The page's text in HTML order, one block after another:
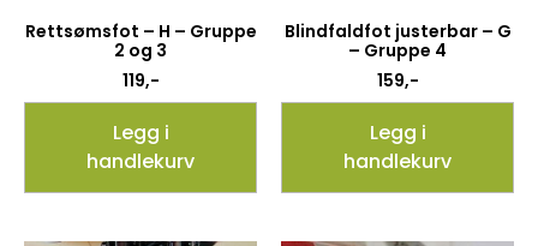
Rettsømsfot – H – Gruppe
2 og 3
119,-
Legg i
handlekurv
Blindfaldfot justerbar – G
– Gruppe 4
159,-
Legg i
handlekurv